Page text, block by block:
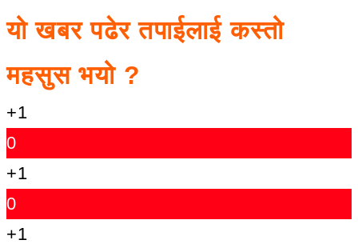
यो खबर पढेर तपाईलाई कस्तो
महसुस भयो ?
+1
0
+1
0
+1